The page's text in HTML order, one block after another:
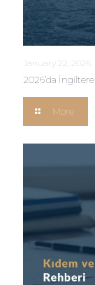
January 22, 2026
2026’da
More